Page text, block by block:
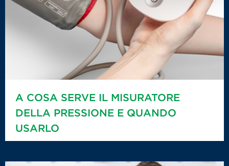
A COSA SERVE IL MISURATORE
DELLA PRESSIONE E QUANDO
USARLO